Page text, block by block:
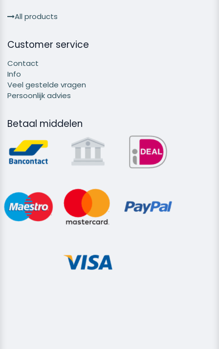
All products
Customer service
Contact
Info
Veel gestelde vragen
Persoonlijk advies
Betaal middelen